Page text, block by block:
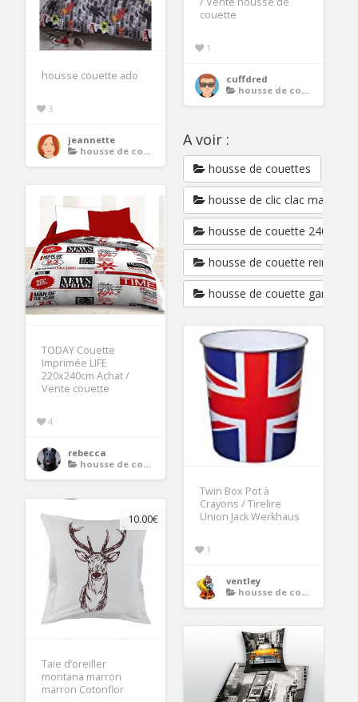
couette
1
cuffdred
housse de couette ado
housse couette ado
3
jeannette
housse de couette ado
A voir :
housse de couettes
housse de clic clac
housse de couette 240x260
housse de couette reine
housse de couette garcon
TODAY Couette
Imprimée LIFE
220x240cm Achat /
Vente couette
4
rebecca
housse de couette ado
Twin Box Pot à
Crayons / Tirelire
Union Jack Werkhaus
1
ventley
housse de couette ado
10.00€
Taie d’oreiller
montana marron
marron Cotonflor